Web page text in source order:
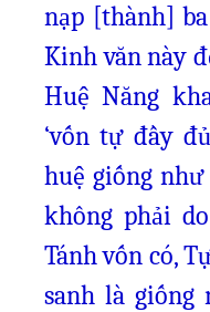
nạp [thành]
Kinh văn này
Huệ Năng
‘vốn tự đầy
huệ giống
không phải
Tánh vốn có,
sanh là giống